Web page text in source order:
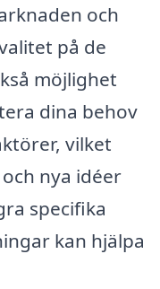
och
på de
möjlighet
dina behov
vilket
nya idéer
specifika
kan hjälpa